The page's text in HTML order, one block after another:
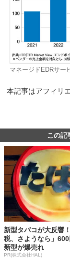
マネージドEDRサー
本記事はアフィリ
この記
新型タバコが大反響
税、さようなら」
新型が爆売れ
PR(株式会社HAL)